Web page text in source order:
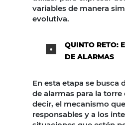
variables de manera
evolutiva.
QUINTO RETO:
DE ALARMAS
En esta etapa se busca
de alarmas para la torre
decir, el mecanismo
responsables y a los